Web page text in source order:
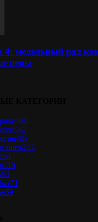
4: модельный ряд
цены
686
562
485
знать212
164
119
93
71
59